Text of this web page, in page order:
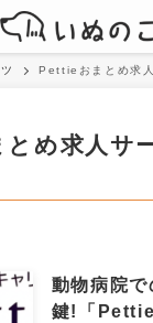
Pettieおまとめ求人
め求人サ
動物病院
鍵!「